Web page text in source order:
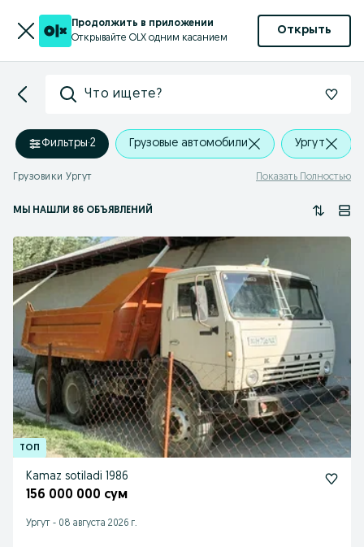
Продолжить в приложении
Открывайте OLX одним касанием
Открыть
Что ищете?
Фильтры·2 Грузовые автомобили Ургут
Грузовики Ургут Показать Полностью
МЫ НАШЛИ 86 ОБЪЯВЛЕНИЙ
Kamaz sotiladi 1986
156 000 000 сум
Ургут - 08 августа 2026 г.